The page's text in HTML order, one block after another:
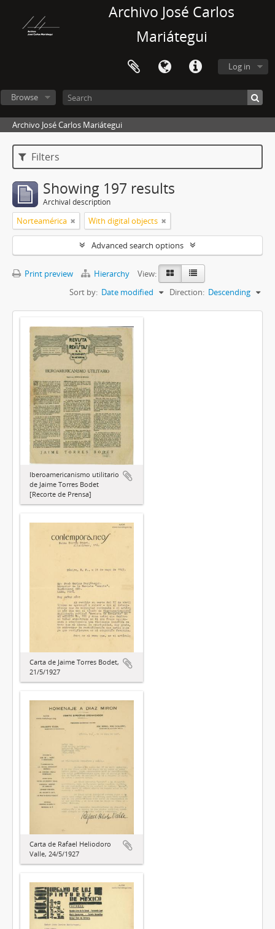
Archivo José Carlos
Mariátegui
Log in
Browse
Archivo José Carlos Mariátegui
Filters
Showing 197 results
Archival description
Norteamérica With digital objects
Advanced search options
Print preview Hierarchy
View:
Sort by: Date modified Direction: Descending
Iberoamericanismo utilitario
de Jaime Torres Bodet
[Recorte de Prensa]
Carta de Jaime Torres Bodet,
21/5/1927
Carta de Rafael Heliodoro
Valle, 24/5/1927